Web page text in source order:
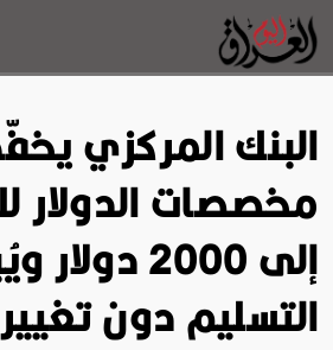
البنك المركزي
مخصصات الدولار
إلى 2000
التسليم دون تغيير